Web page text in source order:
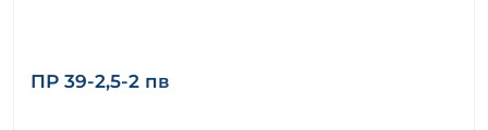
ПР 39-2,5-2 пв